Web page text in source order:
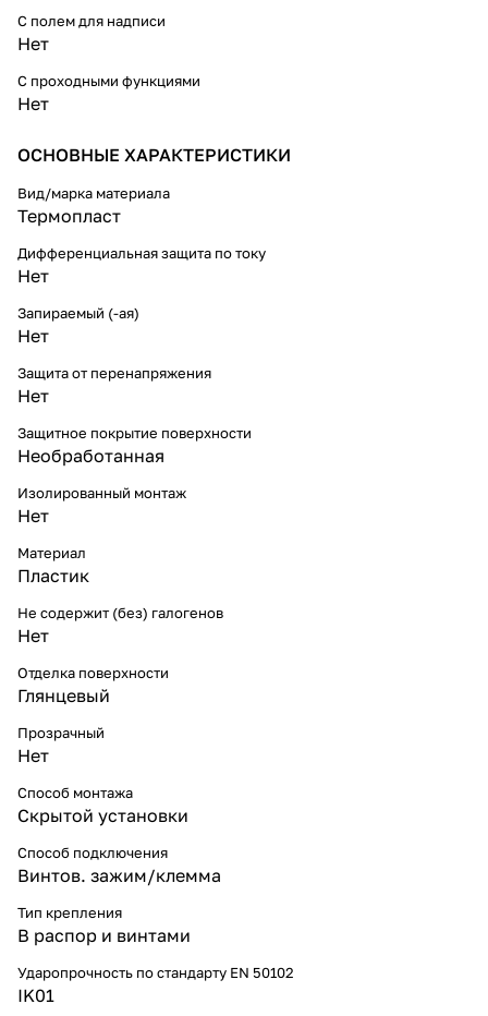
С полем для надписи
Нет
С проходными функциями
Нет
ОСНОВНЫЕ ХАРАКТЕРИСТИКИ
Вид/марка материала
Термопласт
Дифференциальная защита по току
Нет
Запираемый (-ая)
Нет
Защита от перенапряжения
Нет
Защитное покрытие поверхности
Необработанная
Изолированный монтаж
Нет
Материал
Пластик
Не содержит (без) галогенов
Нет
Отделка поверхности
Глянцевый
Прозрачный
Нет
Способ монтажа
Скрытой установки
Способ подключения
Винтов. зажим/клемма
Тип крепления
В распор и винтами
Ударопрочность по стандарту EN 50102
IK01